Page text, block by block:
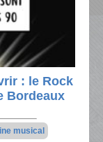
: le Rock
Bordeaux
musical